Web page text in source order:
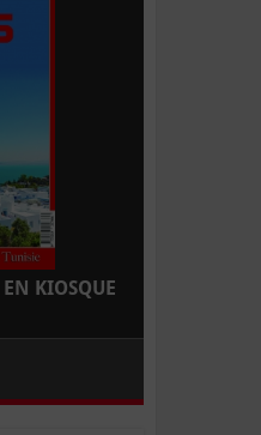
KIOSQUE